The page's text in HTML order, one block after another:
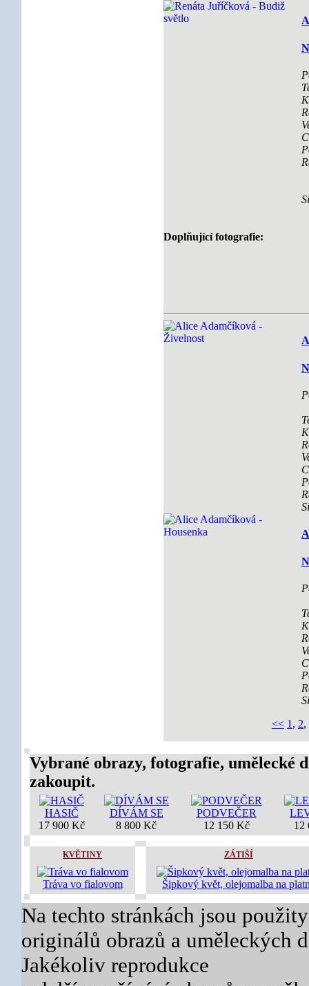
Doplňující fotografie:
<< 1 , 2,
Vybrané obrazy, fotografie, umělecké
zakoupit.
HASIČ
17 900 Kč
DÍVÁM SE
8 800 Kč
PODVEČER
12 150 Kč
12
KVĚTINY
Tráva vo fialovom
ZÁTIŠÍ
Šipkový květ, olejomalba na
Na techto stránkách jsou
originálů obrazů a uměleckých
Jakékoliv reprodukce